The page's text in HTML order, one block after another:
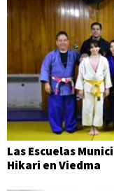
Las Escuelas
Hikari en Viedma